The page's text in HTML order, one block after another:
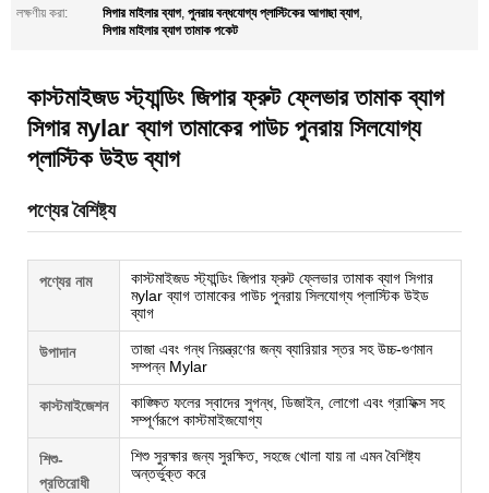
লক্ষণীয় করা:
সিগার মাইলার ব্যাগ, পুনরায় বন্ধযোগ্য প্লাস্টিকের আগাছা ব্যাগ,
সিগার মাইলার ব্যাগ তামাক পকেট
কাস্টমাইজড স্ট্যান্ডিং জিপার ফ্রুট ফ্লেভার তামাক ব্যাগ
সিগার মylar ব্যাগ তামাকের পাউচ পুনরায় সিলযোগ্য
প্লাস্টিক উইড ব্যাগ
পণ্যের বৈশিষ্ট্য
পণ্যের নাম
কাস্টমাইজড স্ট্যান্ডিং জিপার ফ্রুট ফ্লেভার তামাক ব্যাগ সিগার
মylar ব্যাগ তামাকের পাউচ পুনরায় সিলযোগ্য প্লাস্টিক উইড
ব্যাগ
উপাদান
তাজা এবং গন্ধ নিয়ন্ত্রণের জন্য ব্যারিয়ার স্তর সহ উচ্চ-গুণমান
সম্পন্ন Mylar
কাস্টমাইজেশন
কাঙ্ক্ষিত ফলের স্বাদের সুগন্ধ, ডিজাইন, লোগো এবং গ্রাফিক্স সহ
সম্পূর্ণরূপে কাস্টমাইজযোগ্য
শিশু-
প্রতিরোধী
শিশু সুরক্ষার জন্য সুরক্ষিত, সহজে খোলা যায় না এমন বৈশিষ্ট্য
অন্তর্ভুক্ত করে